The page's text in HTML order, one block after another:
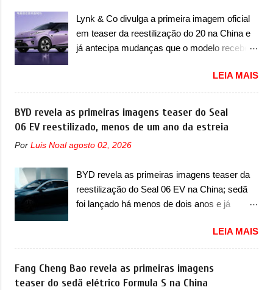
que só a Strada fez. Mais do que isso: ela é a
prova viva que time que está ganhando se
mexe sim. Ao longo da sua história, ela...
anos ganhava uma nova geração feita do
zero, apelidada de "Bolinha" por suas formas
arredondadas. Além do Gol, outro
Era o Pointer, versão hatchback do Logus
que chegava depois de um ano de atraso. A
invasão de 1994 foi marcava pelos
franceses, alemães, japoneses e coreanos
que chegaram arrancando corações em
destacaram nas vendas em 1994 foram o
Renault R19 que vinha em 3 versões de
carroceria, sendo duas do hatch e o sedan, a
Lynk & Co divulga a primeira imagem oficial
em teaser da reestilização do 20 na China e
já antecipa mudanças que o modelo receberá
vai apresentar na China as primeiras
mudanças para o Z20, um misto de hatch
com SUV que é vendido no mercado chinês
desde o lançamento, em 2024. Agora, o
visual e também mudará de nome. Vendido
passará a ser vendido na China apenas
como ‘20’. Junto das mudanças visuais, a
marca confirmou que ele pode ser um dos
novo motor elétrico. Chamado de ’16 em 1’,
também chamado de Thunder, ele apresenta
uma melhoria de eficiência térmica e integra
12 elementos de hardware. Entre eles, motor
LEIA MAIS
BYD revela as primeiras imagens teaser do Seal
06 EV reestilizado, menos de um ano da estreia
Por Luis Noal agosto 02, 2026
BYD revela as primeiras imagens teaser da
reestilização do Seal 06 EV na China; sedã
foi lançado há menos de dois anos e já
revelou as primeiras imagens teaser de uma
mudança visual para um dos seus menores
sedãs elétricos na China, pertencente à linha
Ocean. Trata-se do Seal 06 EV, lançado no
LEIA MAIS
Fang Cheng Bao revela as primeiras imagens
teaser do sedã elétrico Formula S na China